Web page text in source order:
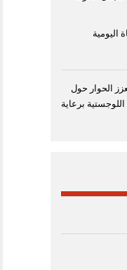
اليومية
للاستثمار 2026” يعزز الحوار حول
برعاية